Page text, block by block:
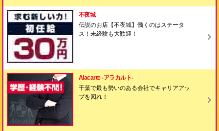
不夜城
伝説のお店【不夜城】働くのはステータ
ス！未経験も大歓迎！
Alacarte -アラカルト-
千葉で最も勢いのある会社でキャリアアッ
プを図れ！